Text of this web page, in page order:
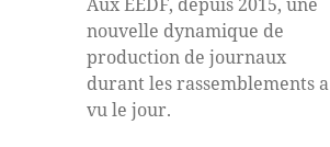
nouvelle dynamique de
production de journaux
durant les rassemblements a
vu le jour.